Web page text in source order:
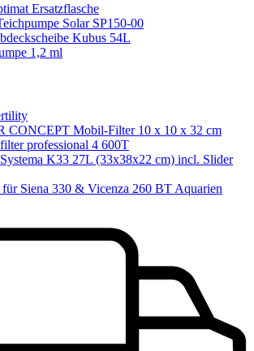
Ersatzflasche
Solar SP150-00
Kubus 54L
1,2 ml
CONCEPT Mobil-Filter 10 x 10 x 32 cm
professional 4 600T
K33 27L (33x38x22 cm) incl. Slider
Siena 330 & Vicenza 260 BT Aquarien